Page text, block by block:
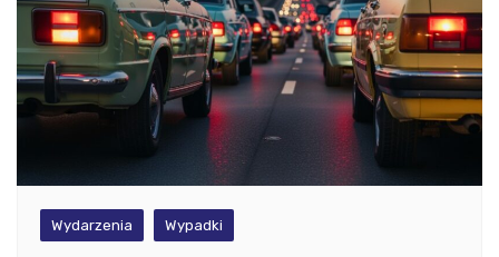
Wydarzenia Wypadki